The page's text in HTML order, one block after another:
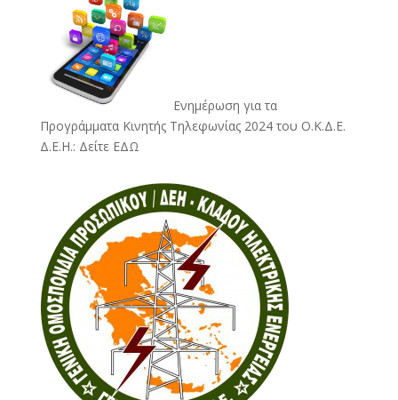
Ενημέρωση για τα
Προγράμματα Κινητής Τηλεφωνίας 2024 του Ο.Κ.Δ.Ε.
Δ.Ε.Η.: Δείτε ΕΔΩ